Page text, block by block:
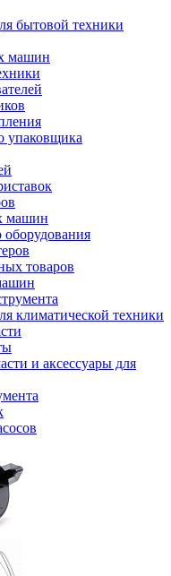
бытовой техники
машин
упаковщика
машин
оборудования
товаров
климатической техники
и аксессуары для